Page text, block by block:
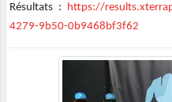
Résultats :
https://
4279-9b50-0b9468bf3f62